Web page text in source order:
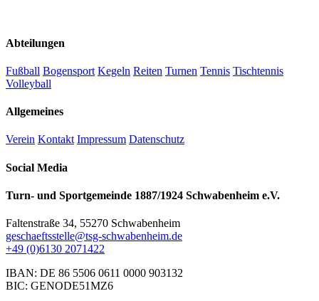
Abteilungen
Fußball Bogensport Kegeln Reiten Turnen Tennis Tischtennis
Volleyball
Allgemeines
Verein Kontakt Impressum Datenschutz
Social Media
Turn- und Sportgemeinde 1887/1924 Schwabenheim e.V.
Faltenstraße 34, 55270 Schwabenheim
geschaeftsstelle@tsg-schwabenheim.de
+49 (0)6130 2071422
IBAN: DE 86 5506 0611 0000 903132
BIC: GENODE51MZ6